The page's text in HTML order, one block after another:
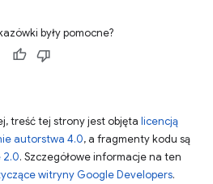
były pomocne?
treść tej strony jest objęta licencją
autorstwa 4.0, a fragmenty kodu są
2.0. Szczegółowe informacje na ten
witryny Google Developers.